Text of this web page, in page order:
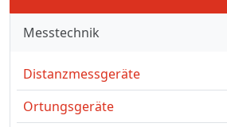
Messtechnik
Distanzmessgeräte
Ortungsgeräte